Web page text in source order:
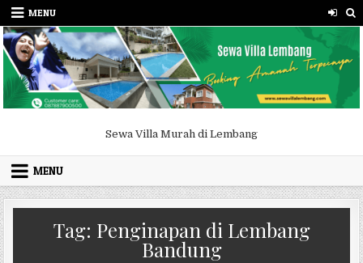
Skip to content
MENU
Sewa Villa Murah di Lembang
MENU
Tag: Penginapan di Lembang
Bandung